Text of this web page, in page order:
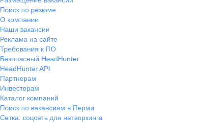
Поиск по резюме
О компании
Наши вакансии
Реклама на сайте
Требования к ПО
Безопасный HeadHunter
HeadHunter API
Партнерам
Инвесторам
Каталог компаний
Поиск по вакансиям в Перми
Сетка: соцсеть для нетворкинга